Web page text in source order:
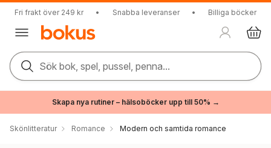
Fri frakt över 249 kr • Snabba leveranser • Billiga böcker
Sök bok, spel, pussel, penna...
Skapa nya rutiner – hälsoböcker upp till 50% →
Skönlitteratur Romance Modern och samtida romance